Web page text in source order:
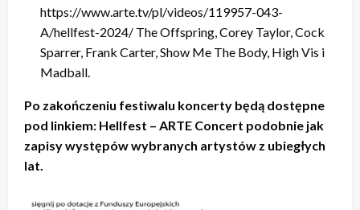
https://www.arte.tv/pl/videos/119957-043-
A/hellfest-2024/ The Offspring, Corey Taylor, Cock
Sparrer, Frank Carter, Show Me The Body, High Vis i
Madball.
Po zakończeniu festiwalu koncerty będą dostępne
pod linkiem: Hellfest – ARTE Concert podobnie jak
zapisy występów wybranych artystów z ubiegłych
lat.